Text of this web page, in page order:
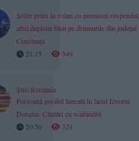
Șofer prins la volan cu permisul suspendat,
altul depistat băut pe drumurile din județul
Constanța
21:15
349
Știri România
Persoană posibil înecată în lacul Izvorul
Dorului. Căutări cu scafandrii
20:50
324